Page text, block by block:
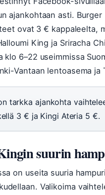
ajankohtaan asti. Burger
ovat 3 € kappaleelta,
King ja Sriracha
klo 6–22 useimmissa
Vantaan lentoasema ja
tarkka ajankohta
3 € ja Kingi Ateria 5 €.
suurin
on useita suuria
Valikoima